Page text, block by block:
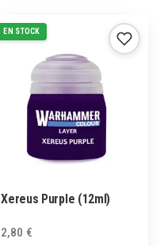
EN STOCK
Xereus Purple (12ml)
2,80 €